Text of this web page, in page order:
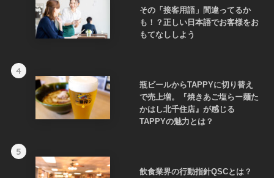
その「接客用語」間違ってるか
も！？正しい日本語でお客様をお
もてなししよう
4
瓶ビールからTAPPYに切り替え
で売上増。『焼きあご塩らー麺た
かはし北千住店』が感じる
TAPPYの魅力とは？
5
飲食業界の行動指針QSCとは？